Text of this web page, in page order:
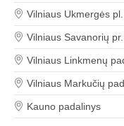
Vilniaus Ukmergės
Vilniaus Savanorių
Vilniaus Linkmenų
Vilniaus Markučių
Kauno padalinys